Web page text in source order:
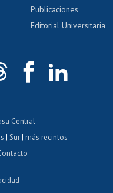
Publicaciones
Editorial Universitaria
Central
| Sur| más recintos